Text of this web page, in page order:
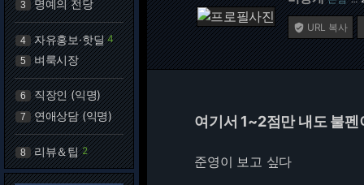
3 명예의 전당
4 자유홍보·핫딜 4
5 벼룩시장
6 직장인 (익명)
7 연애상담 (익명)
8 리뷰＆팁 2
 URL 복사
여기서 1~2점만 내도 불
준영이 보고 싶다